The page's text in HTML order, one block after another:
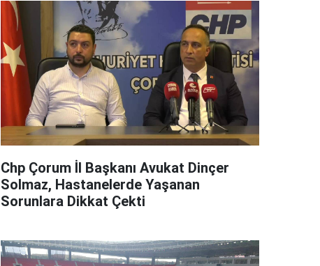
Chp Çorum İl Başkanı Avukat Dinçer
Solmaz, Hastanelerde Yaşanan
Sorunlara Dikkat Çekti